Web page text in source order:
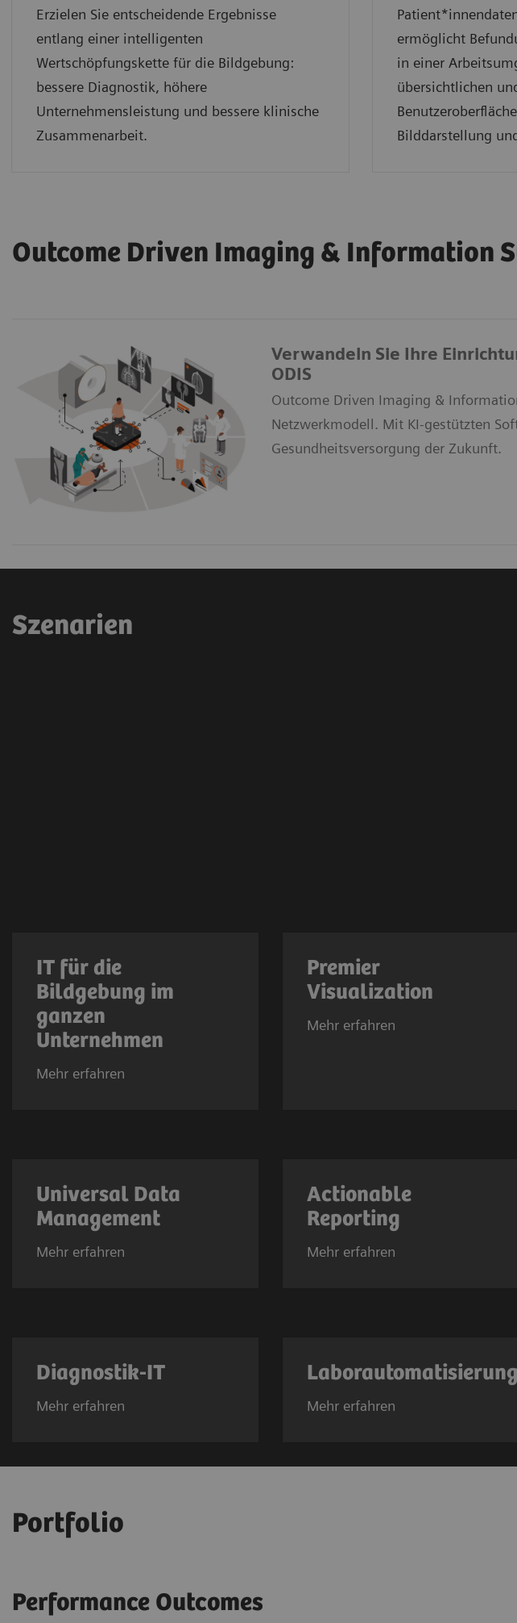
Erzielen Sie entscheidende Ergebnisse
entlang einer intelligenten
Wertschöpfungskette für die Bildgebung:
bessere Diagnostik, höhere
Unternehmensleistung und bessere klinische
Zusammenarbeit.
ermöglicht
in einer
übersichtlichen
Bilddarstellung
Outcome Driven Imaging & Information
Verwandeln Sie Ihre
ODIS
Outcome Driven Imaging &
Netzwerkmodell. Mit KI-gestützten
Gesundheitsversorgung der Zukunft.
Szenarien
IT für die
Bildgebung im
ganzen
Unternehmen
Mehr erfahren
Premier
Visualization
Mehr erfahren
Universal Data
Management
Mehr erfahren
Actionable
Reporting
Mehr erfahren
Diagnostik-IT
Mehr erfahren
Laborautomatisierung
Mehr erfahren
Portfolio
Performance Outcomes